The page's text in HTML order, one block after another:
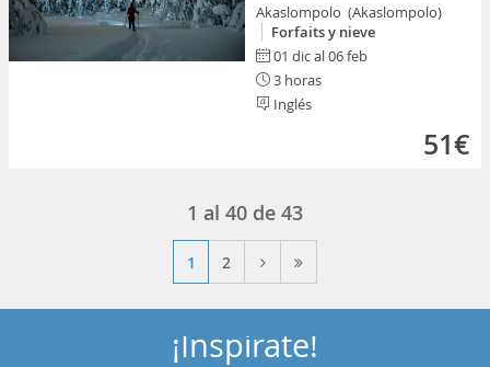
Akaslompolo (Akaslompolo)
Forfaits y nieve
01 dic al 06 feb
3 horas
Inglés
51€
1 al 40 de 43
1 2
¡Inspírate!